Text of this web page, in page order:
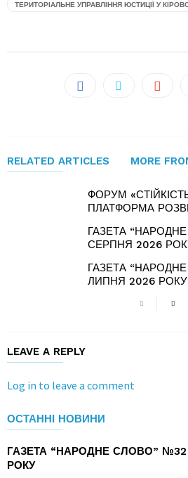
ТЕРИТОРІАЛЬНЕ УПРАВЛІННЯ ЮСТИЦІЇ У
RELATED ARTICLES MORE
ФОРУМ
ПЛАТФОРМА
ГАЗЕТА
СЕРПНЯ 2026
ГАЗЕТА
ЛИПНЯ 2026 РОКУ
LEAVE A REPLY
Log in to leave a comment
ОСТАННІ НОВИНИ
ГАЗЕТА “НАРОДНЕ СЛОВО” №32
РОКУ